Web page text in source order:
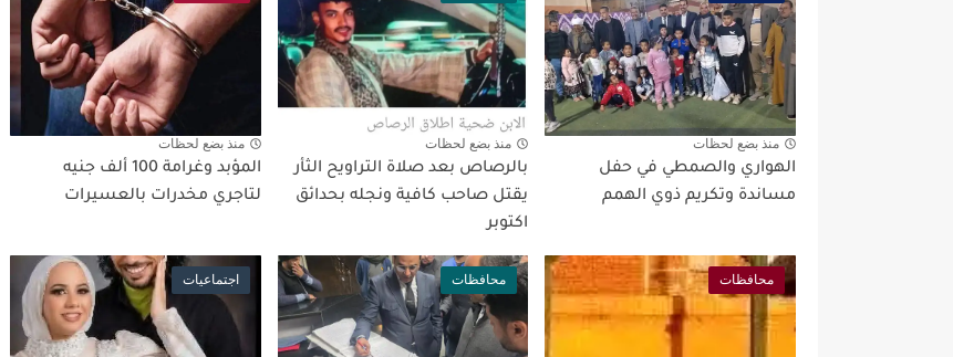
منذ بضع لحظات
الهواري والصمطي في حفل
مساندة وتكريم ذوي الهمم
منذ بضع لحظات
بالرصاص بعد صلاة التراويح الثأر
يقتل صاحب كافية ونجله بحدائق
اكتوبر
منذ بضع لحظات
المؤبد وغرامة 100 ألف جنيه
لتاجري مخدرات بالعسيرات
محافظات محافظات اجتماعيات